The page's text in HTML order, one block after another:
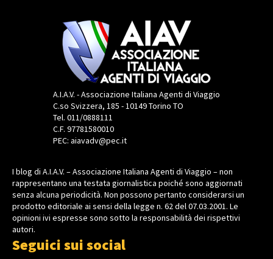
A.I.A.V. - Associazione Italiana Agenti di Viaggio
C.so Svizzera, 185 - 10149 Torino TO
Tel. 011/0888111
C.F. 97781580010
PEC: aiavadv@pec.it
I blog di A.I.A.V. – Associazione Italiana Agenti di Viaggio – non
rappresentano una testata giornalistica poiché sono aggiornati
senza alcuna periodicità. Non possono pertanto considerarsi un
prodotto editoriale ai sensi della legge n. 62 del 07.03.2001. Le
opinioni ivi espresse sono sotto la responsabilità dei rispettivi
autori.
Seguici sui social